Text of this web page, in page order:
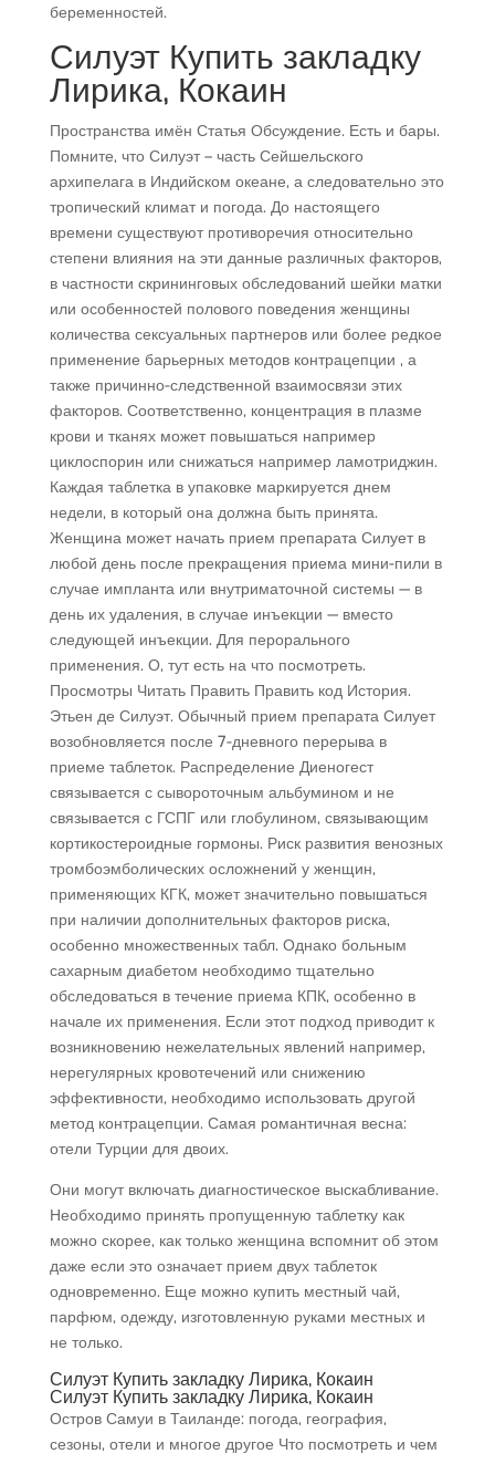
беременностей.
Силуэт Купить закладку
Лирика, Кокаин
Пространства имён Статья Обсуждение. Есть и бары.
Помните, что Силуэт – часть Сейшельского
архипелага в Индийском океане, а следовательно это
тропический климат и погода. До настоящего
времени существуют противоречия относительно
степени влияния на эти данные различных факторов,
в частности скрининговых обследований шейки матки
или особенностей полового поведения женщины
количества сексуальных партнеров или более редкое
применение барьерных методов контрацепции , а
также причинно-следственной взаимосвязи этих
факторов. Соответственно, концентрация в плазме
крови и тканях может повышаться например
циклоспорин или снижаться например ламотриджин.
Каждая таблетка в упаковке маркируется днем
недели, в который она должна быть принята.
Женщина может начать прием препарата Силует в
любой день после прекращения приема мини-пили в
случае импланта или внутриматочной системы — в
день их удаления, в случае инъекции — вместо
следующей инъекции. Для перорального
применения. О, тут есть на что посмотреть.
Просмотры Читать Править Править код История.
Этьен де Силуэт. Обычный прием препарата Силует
возобновляется после 7-дневного перерыва в
приеме таблеток. Распределение Диеногест
связывается с сывороточным альбумином и не
связывается с ГСПГ или глобулином, связывающим
кортикостероидные гормоны. Риск развития венозных
тромбоэмболических осложнений у женщин,
применяющих КГК, может значительно повышаться
при наличии дополнительных факторов риска,
особенно множественных табл. Однако больным
сахарным диабетом необходимо тщательно
обследоваться в течение приема КПК, особенно в
начале их применения. Если этот подход приводит к
возникновению нежелательных явлений например,
нерегулярных кровотечений или снижению
эффективности, необходимо использовать другой
метод контрацепции. Самая романтичная весна:
отели Турции для двоих.
Они могут включать диагностическое выскабливание.
Необходимо принять пропущенную таблетку как
можно скорее, как только женщина вспомнит об этом
даже если это означает прием двух таблеток
одновременно. Еще можно купить местный чай,
парфюм, одежду, изготовленную руками местных и
не только.
Силуэт Купить закладку Лирика, Кокаин
Силуэт Купить закладку Лирика, Кокаин
Остров Самуи в Таиланде: погода, география,
сезоны, отели и многое другое Что посмотреть и чем